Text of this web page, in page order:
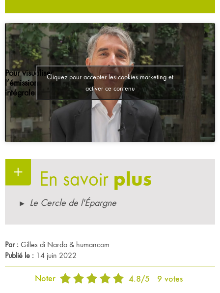
Pour visualiser
l’émission
intégrale
Cliquez pour accepter les cookies marketing et
activer ce contenu
En savoir plus
Le Cercle de l'Épargne
Par : Gilles di Nardo & humancom
Publié le : 14 juin 2022
Noter 4.8/5 9 votes